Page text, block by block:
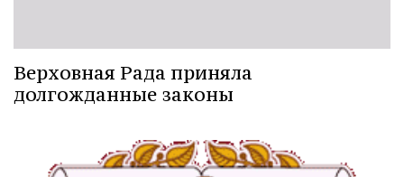
Верховная Рада приняла
долгожданные законы